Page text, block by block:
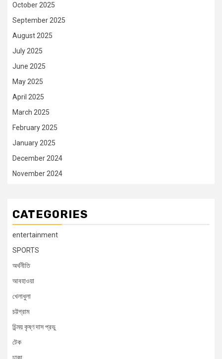
October 2025
September 2025
August 2025
July 2025
June 2025
May 2025
April 2025
March 2025
February 2025
January 2025
December 2024
November 2024
CATEGORIES
entertainment
SPORTS
অর্থনীতি
আবহাওয়া
খেলাধুলা
চট্টগ্রাম
চিন্ময় কৃষ্ণ দাস প্রভু
টেক
ঢাকা